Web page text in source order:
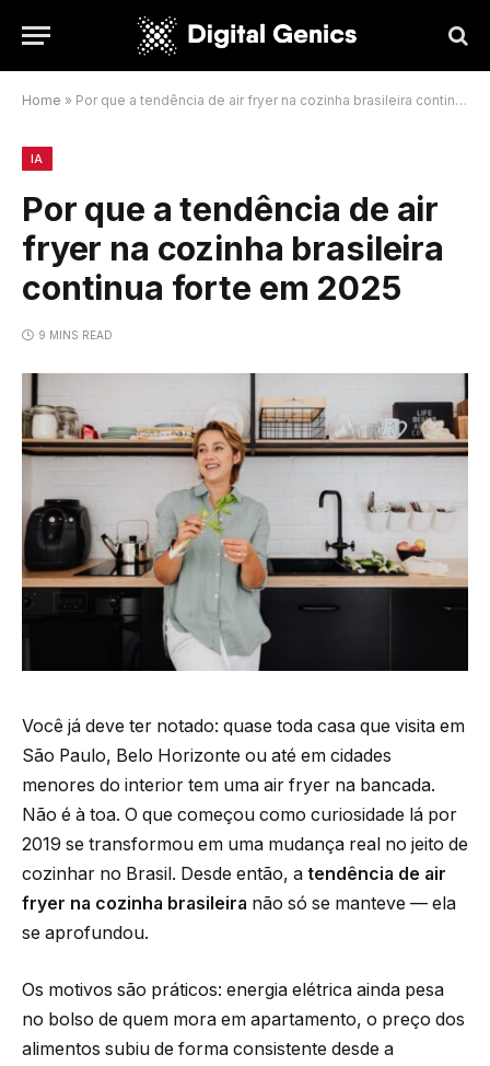
Home » Por que a tendência de air fryer na cozinha brasileira continua forte em 2025
IA
Por que a tendência de air
fryer na cozinha brasileira
continua forte em 2025
9 MINS READ
Você já deve ter notado: quase toda casa que visita em
São Paulo, Belo Horizonte ou até em cidades
menores do interior tem uma air fryer na bancada.
Não é à toa. O que começou como curiosidade lá por
2019 se transformou em uma mudança real no jeito de
cozinhar no Brasil. Desde então, a tendência de air
fryer na cozinha brasileira não só se manteve — ela
se aprofundou.
Os motivos são práticos: energia elétrica ainda pesa
no bolso de quem mora em apartamento, o preço dos
alimentos subiu de forma consistente desde a